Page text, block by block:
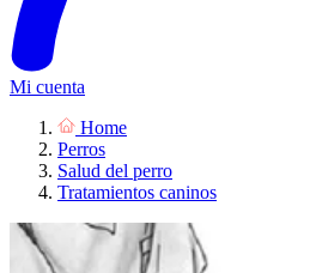
Mi cuenta
Home
Perros
Salud del perro
Tratamientos caninos